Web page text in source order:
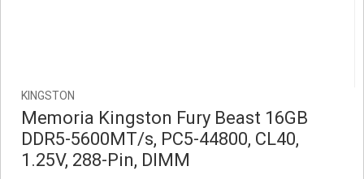
KINGSTON
Memoria Kingston Fury Beast 16GB
DDR5-5600MT/s, PC5-44800, CL40,
1.25V, 288-Pin, DIMM